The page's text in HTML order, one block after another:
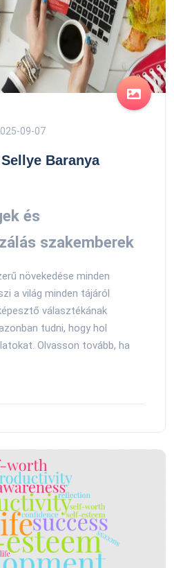
09-07
Baranya
és
szakemberek
növekedése minden
a világ minden tájáról
választékának
tudni, hogy hol
Olvasson tovább, ha